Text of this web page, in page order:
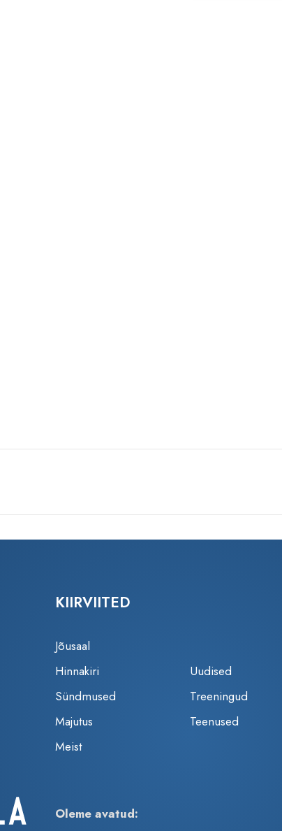
KIIRVIITED
Jõusaal
Hinnakiri
Uudised
Sündmused
Treeningud
Majutus
Teenused
Meist
Oleme avatud: